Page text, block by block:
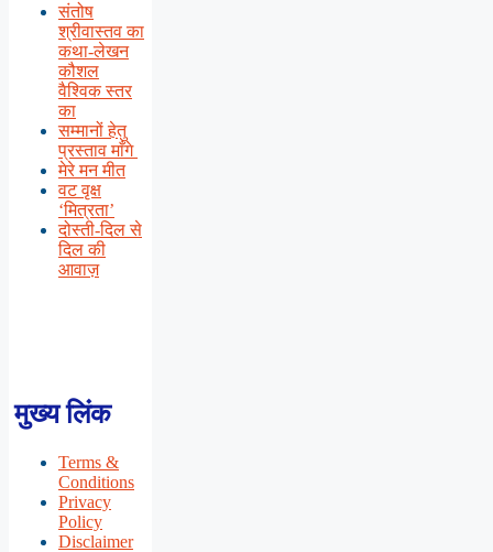
संतोष
श्रीवास्तव का
कथा-लेखन
कौशल
वैश्विक स्तर
का
सम्मानों हेतु
प्रस्ताव माँगे
मेरे मन मीत
वट वृक्ष
‘मित्रता’
दोस्ती-दिल से
दिल की
आवाज़
मुख्य लिंक
Terms &
Conditions
Privacy
Policy
Disclaimer